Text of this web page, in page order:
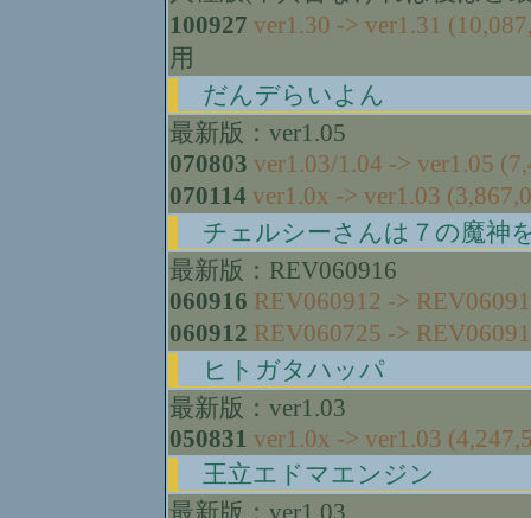
100927 ver1.30 -> ver1.31
用
だんデらいよん
最新版：ver1.05
070803 ver1.03/1.04 -> ver1.05
070114 ver1.0x -> ver1.03
チェルシーさんは７の魔神
最新版：REV060916
060916 REV060912 ->
060912 REV060725 ->
ヒトガタハッパ
最新版：ver1.03
050831 ver1.0x -> ver1.03
王立エドマエンジン
最新版：ver1.03